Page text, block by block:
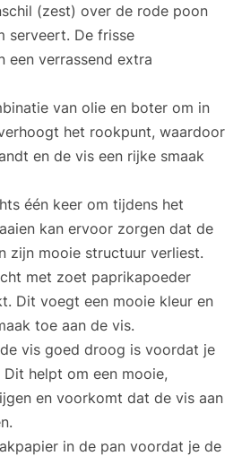
(zest) over de rode poon
serveert. De frisse
een verrassend extra
van olie en boter om in
het rookpunt, waardoor
en de vis een rijke smaak
één keer om tijdens het
kan ervoor zorgen dat de
zijn mooie structuur verliest.
met zoet paprikapoeder
Dit voegt een mooie kleur en
toe aan de vis.
vis goed droog is voordat je
helpt om een mooie,
en voorkomt dat de vis aan
in de pan voordat je de